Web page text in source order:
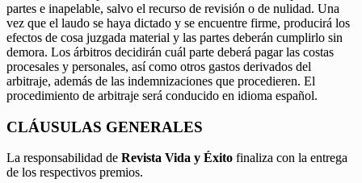
partes e inapelable, salvo el recurso de revisión o de nulidad. Una
vez que el laudo se haya dictado y se encuentre firme, producirá los
efectos de cosa juzgada material y las partes deberán cumplirlo sin
demora. Los árbitros decidirán cuál parte deberá pagar las costas
procesales y personales, así como otros gastos derivados del
arbitraje, además de las indemnizaciones que procedieren. El
procedimiento de arbitraje será conducido en idioma español.
CLÁUSULAS GENERALES
La responsabilidad de Revista Vida y Éxito finaliza con la entrega
de los respectivos premios.